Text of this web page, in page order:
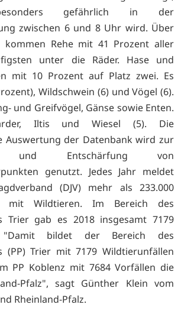
gefährlich in der
zwischen 6 und 8 Uhr wird. Über
kommen Rehe mit 41 Prozent aller
unter die Räder. Hase und
mit 10 Prozent auf Platz zwei. Es
Wildschwein (6) und Vögel (6).
und Greifvögel, Gänse sowie Enten.
Iltis und Wiesel (5). Die
Auswertung der Datenbank wird zur
und Entschärfung von
genutzt. Jedes Jahr meldet
(DJV) mehr als 233.000
mit Wildtieren. Im Bereich des
Trier gab es 2018 insgesamt 7179
"Damit bildet der Bereich des
(PP) Trier mit 7179 Wildtierunfällen
PP Koblenz mit 7684 Vorfällen die
Pfalz", sagt Günther Klein vom
Rheinland-Pfalz.